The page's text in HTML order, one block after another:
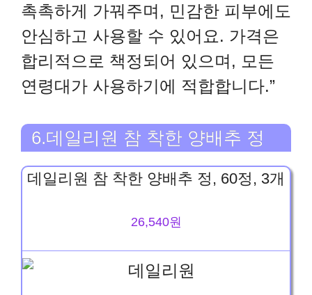
촉촉하게 가꿔주며, 민감한 피부에도
안심하고 사용할 수 있어요. 가격은
합리적으로 책정되어 있으며, 모든
연령대가 사용하기에 적합합니다.”
6.데일리원 참 착한 양배추 정
데일리원 참 착한 양배추 정, 60정, 3개
26,540원